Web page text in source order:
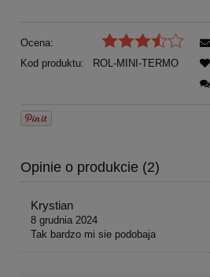
Ocena:
Kod produktu:
ROL-MINI-TERMO
Opinie o produkcie (2)
Krystian
8 grudnia 2024
Tak bardzo mi sie podobaja